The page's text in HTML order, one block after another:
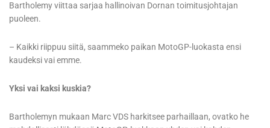
Bartholemy viittaa sarjaa hallinoivan Dornan toimitusjohtajan
puoleen.
– Kaikki riippuu siitä, saammeko paikan MotoGP-luokasta ensi
kaudeksi vai emme.
Yksi vai kaksi kuskia?
Bartholemyn mukaan Marc VDS harkitsee parhaillaan, ovatko he